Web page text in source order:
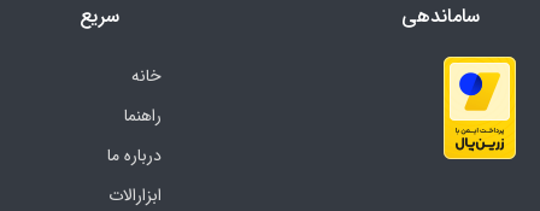
ساماندهی
سریع
خانه
راهنما
درباره ما
ابزارالات